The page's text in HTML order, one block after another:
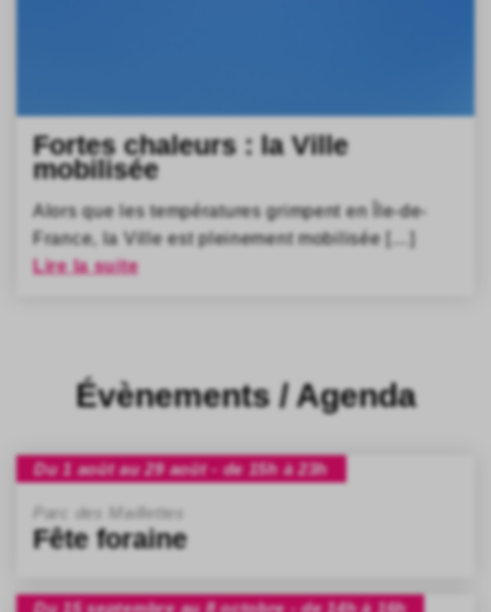
Fortes chaleurs : la Ville
mobilisée
Alors que les températures grimpent en Île-de-
France, la Ville est pleinement mobilisée […]
Lire la suite
Évènements / Agenda
Du 1 août au 29 août - de 15h à 23h
Parc des Maillettes
Fête foraine